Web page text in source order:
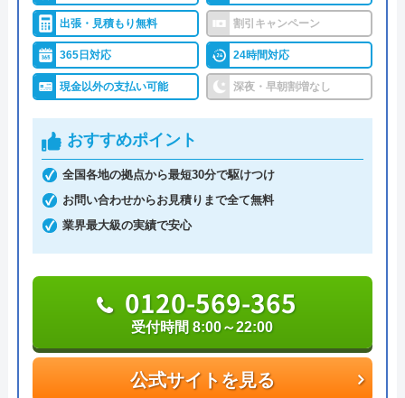
対応エリア 39都道府県
対応エリア詳
細
イースマイルのクチコミ on
4.1（198件のクチコミ）
※クチコミの内容について
2 か月前
トイレが詰まって本当に困っていましたが、
水のトラブルサポートセンターがおすすめ
の理由
水のトラブルサポートセンターは、24時間365日年
中無休で営業しています。受付は電話、Web(フォー
ム、チャット)にて対応しています。Webからの見積
依頼は翌日以降の予約となっているため、お急ぎの
方は電話にてご連絡ください。Webから依頼した場
合は送信完了のメールが届き、これが予約完了を意
味しています。
作業時間は3時間単位での予約が可能で、作業当日
は訪問の1～2時間前に連絡があるのでご安心くださ
い。蛇口交換の場合の料金は、基本料金5,500円、作
業料金8,800円～、部品代の合計となります。Web
出張・見積もり無料 割引キャンペーン
365日対応 24時間対応
現金以外の支払い可能 深夜・早朝割増なし
おすすめポイント
全国各地の拠点から最短30分で駆けつけ
お問い合わせからお見積りまで全て無料
業界最大級の実績で安心
公式サイトを見る
0120-569-365
受付時間 8:00～22:00